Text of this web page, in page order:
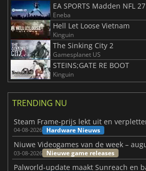
EA SPORTS Madden NFL 27
Eneba
Hell Let Loose Vietnam
Kinguin
The Sinking City 2
Gamesplanet US
STEINS;GATE RE BOOT
Kinguin
TRENDING NU
04-08-2026 Hardware Nieuws
03-08-2026 Nieuwe game releases